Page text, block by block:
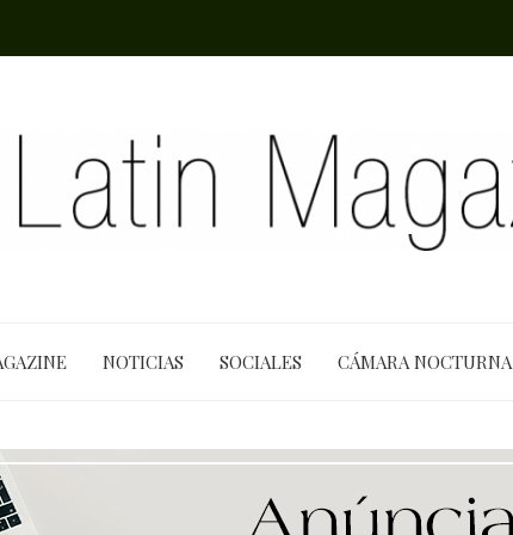
NOTICIAS SOCIALES CÁMARA NOCTURNA